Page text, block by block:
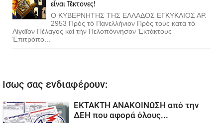
εἶναι Τέκτονες!
Ο ΚΥΒΕΡΝΗΤΗΣ ΤΗΣ ΕΛΛΑΔΟΣ ΕΓΚΥΚΛΙΟΣ ΑΡ.
2953 Πρὸς τὸ Πανελλήνιον Πρὸς τοὺς κατὰ τὸ
Αἰγαῖον Πέλαγος καὶ τὴν Πελοπόννησον Ἐκτάκτους
Ἐπιτρόπο...